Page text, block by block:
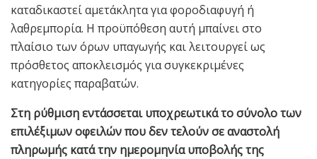
καταδικαστεί αμετάκλητα για φοροδιαφυγή ή
λαθρεμπορία. Η προϋπόθεση αυτή μπαίνει στο
πλαίσιο των όρων υπαγωγής και λειτουργεί ως
πρόσθετος αποκλεισμός για συγκεκριμένες
κατηγορίες παραβατών.
Στη ρύθμιση εντάσσεται υποχρεωτικά το σύνολο των
επιλέξιμων οφειλών που δεν τελούν σε αναστολή
πληρωμής κατά την ημερομηνία υποβολής της